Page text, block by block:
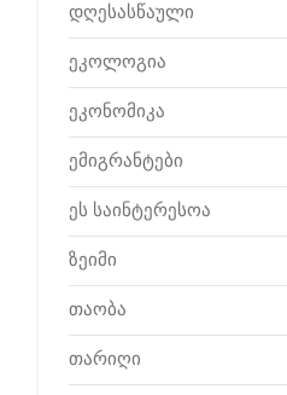
დღესასწაული
ეკოლოგია
ეკონომიკა
ემიგრანტები
ეს საინტერესოა
ზეიმი
თაობა
თარიღი